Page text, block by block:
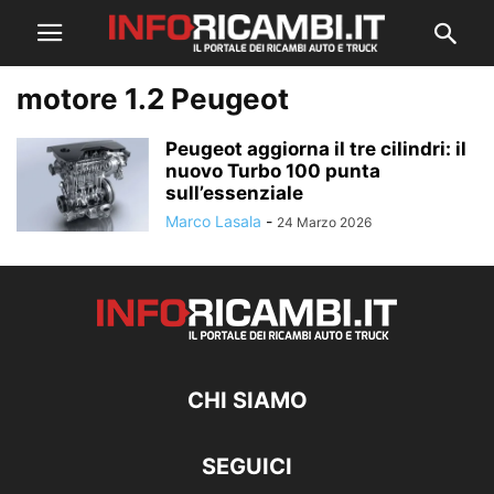
motore 1.2 Peugeot
Peugeot aggiorna il tre cilindri: il
nuovo Turbo 100 punta
sull’essenziale
Marco Lasala - 24 Marzo 2026
CHI SIAMO
SEGUICI